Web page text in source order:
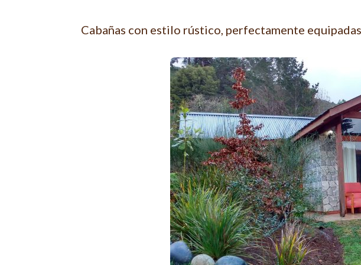
Cabañas con estilo rústico, perfectamente